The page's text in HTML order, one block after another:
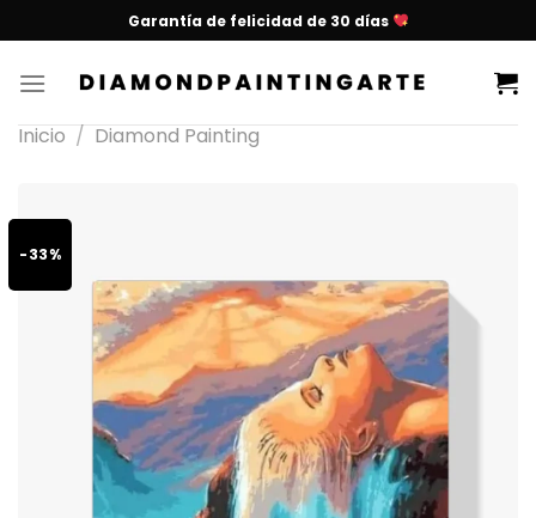
Garantía de felicidad de 30 días
Inicio / Diamond Painting
-33%